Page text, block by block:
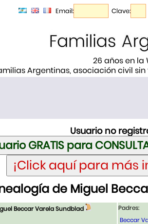
Email: Clave:
26 años en la
Argentinas, asociación civil
Usuario no
de Miguel
Beccar Varela Sundblad
Padres:
Beccar